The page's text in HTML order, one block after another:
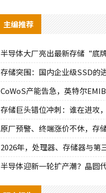
主编推荐
半导体大厂亮出最新存储“底
存储突围：国内企业级SSD的
CoWoS产能告急，英特尔
存储巨头错位冲刺：谁在进攻
2026年，处理器、存储器与第